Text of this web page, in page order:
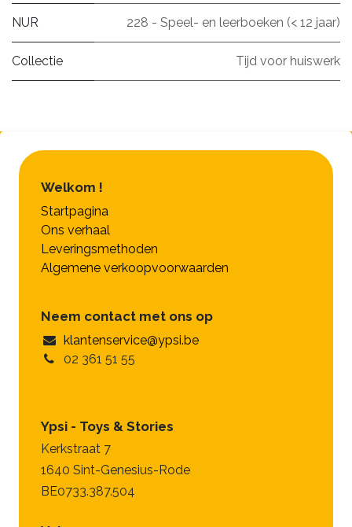
NUR 228 - Speel- en leerboeken (< 12 jaar)
Collectie Tijd voor huiswerk
Welkom !
Startpagina
Ons verhaal
Leveringsmethoden
Algemene verkoopvoorwaarden
Neem contact met ons op
klantenservice@ypsi.be
02 361 51 55
Ypsi - Toys & Stories
Kerkstraat 7
1640 Sint-Genesius-Rode
BE0733.387.504